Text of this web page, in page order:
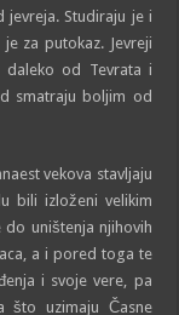
Studiraju je i
za putokaz. Jevreji
daleko od Tevrata i
smatraju boljim od
vekova stavljaju
bili izloženi velikim
do uništenja njihovih
a i pored toga te
i svoje vere, pa
što uzimaju Časne